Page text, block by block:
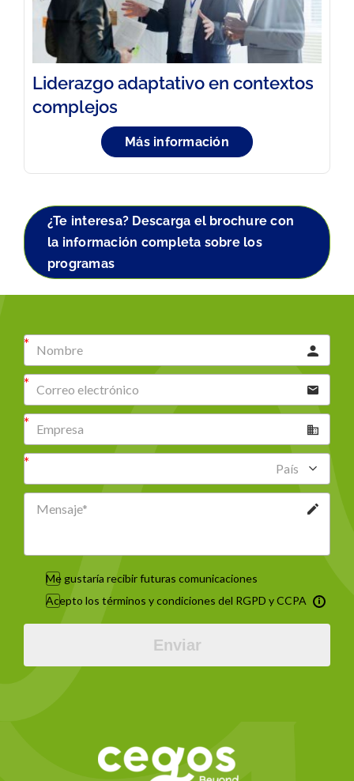
Liderazgo adaptativo en contextos
complejos
Más información
¿Te interesa? Descarga el brochure con
la información completa sobre los
programas
País
Me gustaría recibir futuras comunicaciones
Acepto los términos y condiciones del RGPD y CCPA
Enviar